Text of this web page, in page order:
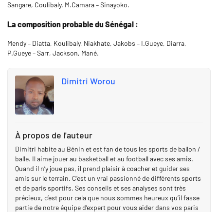
Sangare, Coulibaly, M.Camara – Sinayoko.
La composition probable du Sénégal :
Mendy – Diatta, Koulibaly, Niakhate, Jakobs – I.Gueye, Diarra,
P.Gueye – Sarr, Jackson, Mané.
Dimitri Worou
À propos de l'auteur
Dimitri habite au Bénin et est fan de tous les sports de ballon /
balle. Il aime jouer au basketball et au football avec ses amis.
Quand il n’y joue pas, il prend plaisir à coacher et guider ses
amis sur le terrain. C’est un vrai passionné de différents sports
et de paris sportifs. Ses conseils et ses analyses sont très
précieux, c’est pour cela que nous sommes heureux qu’il fasse
partie de notre équipe d’expert pour vous aider dans vos paris